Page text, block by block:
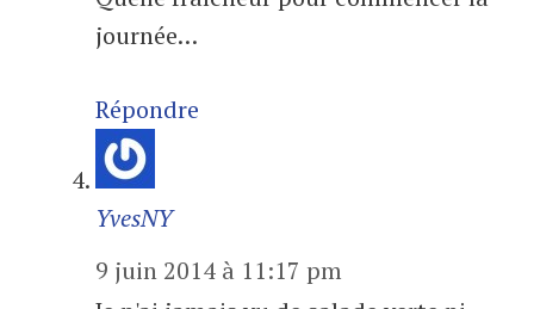
journée…
Répondre
YvesNY
9 juin 2014 à 11:17 pm